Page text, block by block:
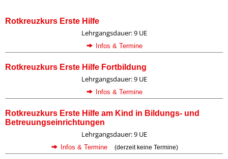
Rotkreuzkurs Erste Hilfe
Lehrgangsdauer: 9 UE
Infos & Termine
Rotkreuzkurs Erste Hilfe Fortbildung
Lehrgangsdauer: 9 UE
Infos & Termine
Rotkreuzkurs Erste Hilfe am Kind in Bildungs- und
Betreuungseinrichtungen
Lehrgangsdauer: 9 UE
Infos & Termine (derzeit keine Termine)